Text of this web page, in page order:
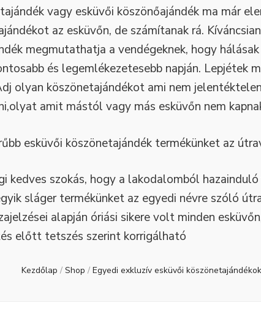
vagy esküvői köszönőajándék ma már
az esküvőn, de számítanak rá.
megmutathatja a vendégeknek, hogy
és legemlékezetesebb napján. Lepjétek
olyan köszönetajándékot ami nem
amit mástól vagy más esküvőn nem
esküvői köszönetajándék termékünket az
kedves szokás, hogy a lakodalomból
sláger termékünket az egyedi névre szóló
alapján óriási sikere volt minden
előtt tetszés szerint korrigálható
Kezdőlap / Shop / Egyedi exkluzív esküvői